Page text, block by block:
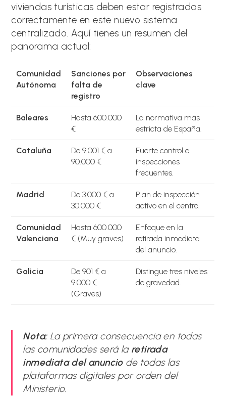
viviendas turísticas deben estar registradas
correctamente en este nuevo sistema
centralizado. Aquí tienes un resumen del
panorama actual:
Comunidad
Autónoma
Sanciones por
falta de
registro
Observaciones
clave
Baleares
Hasta 600.000
€
La normativa más
estricta de España.
Cataluña
De 9.001 € a
90.000 €
Fuerte control e
inspecciones
frecuentes.
Madrid
De 3.000 € a
30.000 €
Plan de inspección
activo en el centro.
Comunidad
Valenciana
Hasta 600.000
€ (Muy graves)
Enfoque en la
retirada inmediata
del anuncio.
Galicia
De 901 € a
9.000 €
(Graves)
Distingue tres niveles
de gravedad.
Nota:La primera consecuencia en todas
las comunidades será la retirada
inmediata del anunciode todas las
plataformas digitales por orden del
Ministerio.